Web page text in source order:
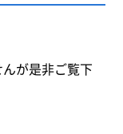
が是非ご覧下